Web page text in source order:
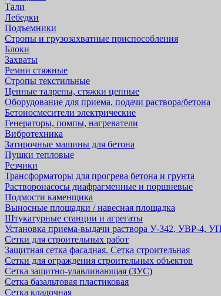
Тали
Лебедки
Подъемники
Стропы и грузозахватные приспособления
Блоки
Захваты
Ремни стяжные
Стропы текстильные
Цепные талрепы, стяжки цепные
Оборудование для приема, подачи раствора/бетона
Бетоносмесители электрические
Генераторы, помпы, нагреватели
Вибротехника
Затирочные машины для бетона
Пушки тепловые
Резчики
Трансформаторы для прогрева бетона и грунта
Растворонасосы диафрагменные и поршневые
Подмости каменщика
Выносные площадки / навесная площадка
Штукатурные станции и агрегаты
Установка приема-выдачи раствора У-342, УВР-4,
Сетки для строительных работ
Защитная cетка фасадная. Сетка строительная
Сетки для ограждения строительных объектов
Сетка защитно-улавливающая (ЗУС)
Сетка базальтовая пластиковая
Сетка кладочная